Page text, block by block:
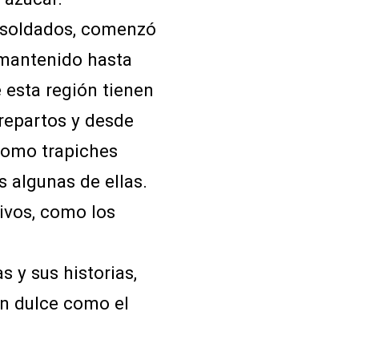
comenzó
hasta
esta región tienen
y desde
trapiches
algunas de ellas.
como los
y sus historias,
dulce como el